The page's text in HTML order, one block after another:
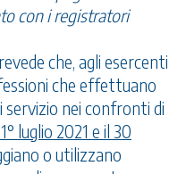
con i registratori
che, agli esercenti
che effettuano
servizio nei confronti di
luglio 2021 e il 30
o utilizzano